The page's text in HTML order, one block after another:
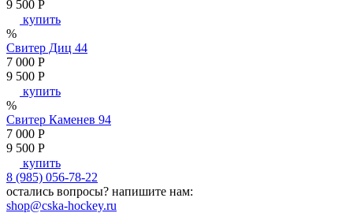
9 500 P
купить
%
Свитер Диц 44
7 000 P
9 500 P
купить
%
Свитер Каменев 94
7 000 P
9 500 P
купить
8 (985) 056-78-22
остались вопросы? напишите нам:
shop@cska-hockey.ru